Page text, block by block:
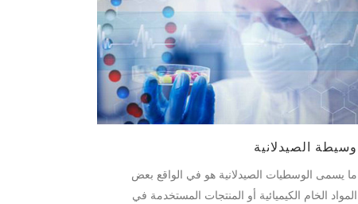
وسيطة الصيدلانية
ما يسمى الوسطيات الصيدلانية هو في الواقع بعض
المواد الخام الكيميائية أو المنتجات المستخدمة في